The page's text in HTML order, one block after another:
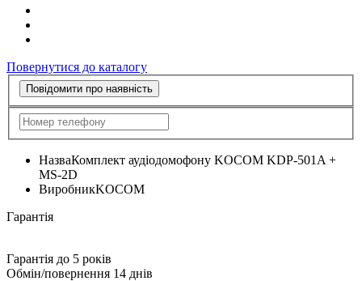
Повернутися до каталогу
Повідомити про наявність
НазваКомплект аудіодомофону KOCOM KDP-501A +
MS-2D
ВиробникKOCOM
Гарантія
Гарантія до 5 років
Обмін/повернення 14 днів